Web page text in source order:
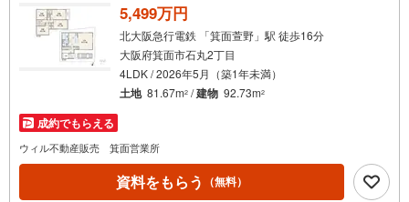
5,499万円
北大阪急行電鉄 「箕面萱野」駅 徒歩16分
大阪府箕面市石丸2丁目
4LDK / 2026年5月（築1年未満）
土地 81.67m2 /建物 92.73m2
成約でもらえる
ウィル不動産販売 箕面営業所
資料をもらう （無料）